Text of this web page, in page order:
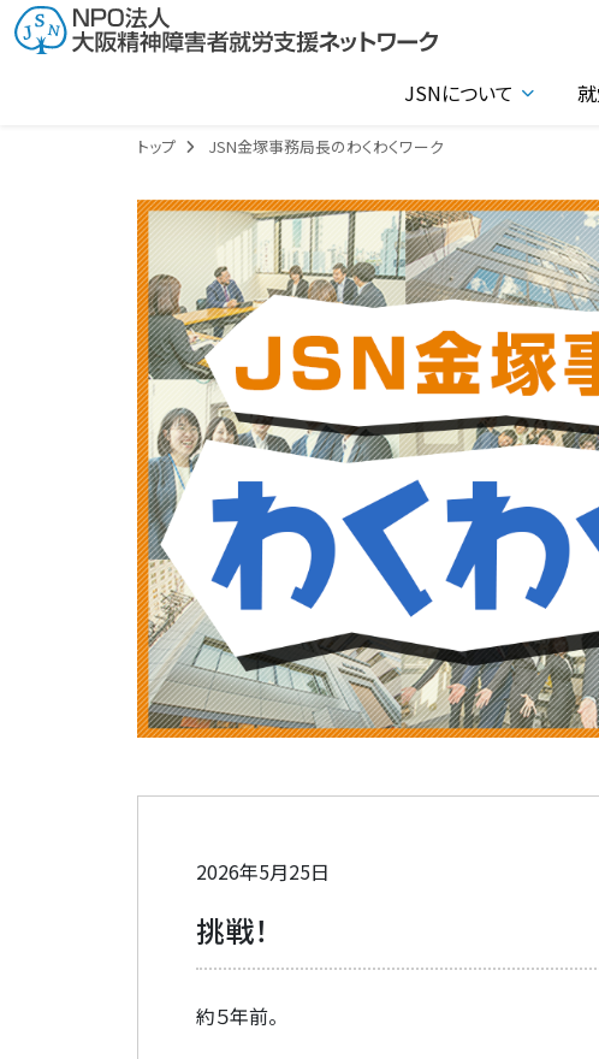
JSNについて
トップ JSN金塚事務局長のわくわくワーク
2026年5月25日
挑戦！
約５年前。